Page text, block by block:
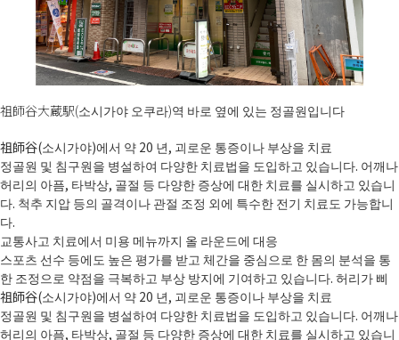
祖師谷大蔵駅(소시가야 오쿠라)역 바로 옆에 있는 정골원입니다
祖師谷(소시가야)에서 약 20 년, 괴로운 통증이나 부상을 치료
정골원 및 침구원을 병설하여 다양한 치료법을 도입하고 있습니다. 어깨나
허리의 아픔, 타박상, 골절 등 다양한 증상에 대한 치료를 실시하고 있습니
다. 척추 지압 등의 골격이나 관절 조정 외에 특수한 전기 치료도 가능합니
다.
교통사고 치료에서 미용 메뉴까지 올 라운드에 대응
스포츠 선수 등에도 높은 평가를 받고 체간을 중심으로 한 몸의 분석을 통
한 조정으로 약점을 극복하고 부상 방지에 기여하고 있습니다. 허리가 삐
祖師谷(소시가야)에서 약 20 년, 괴로운 통증이나 부상을 치료
정골원 및 침구원을 병설하여 다양한 치료법을 도입하고 있습니다. 어깨나
허리의 아픔, 타박상, 골절 등 다양한 증상에 대한 치료를 실시하고 있습니